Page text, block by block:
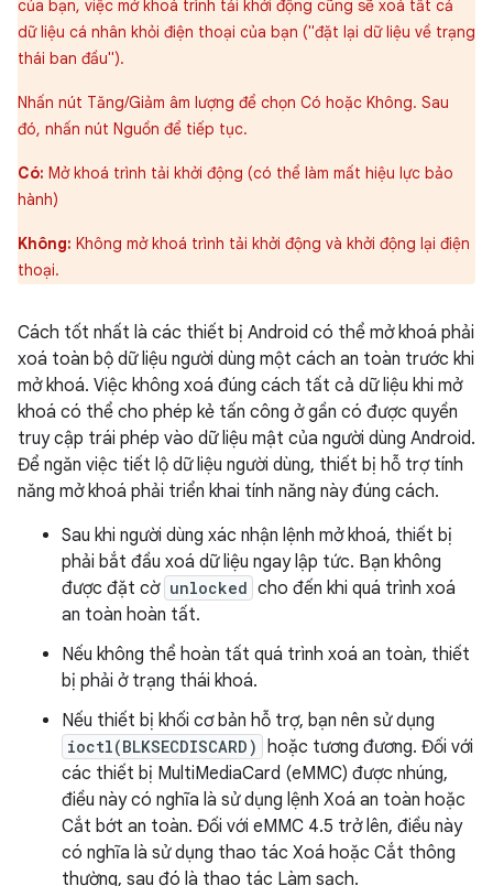
của bạn, việc mở khoá trình tải khởi động cũng sẽ xoá tất cả
dữ liệu cá nhân khỏi điện thoại của bạn ("đặt lại dữ liệu về trạng
thái ban đầu").
Nhấn nút Tăng/Giảm âm lượng để chọn Có hoặc Không. Sau
đó, nhấn nút Nguồn để tiếp tục.
Có: Mở khoá trình tải khởi động (có thể làm mất hiệu lực bảo
hành)
Không: Không mở khoá trình tải khởi động và khởi động lại điện
thoại.
Cách tốt nhất là các thiết bị Android có thể mở khoá phải
xoá toàn bộ dữ liệu người dùng một cách an toàn trước khi
mở khoá. Việc không xoá đúng cách tất cả dữ liệu khi mở
khoá có thể cho phép kẻ tấn công ở gần có được quyền
truy cập trái phép vào dữ liệu mật của người dùng Android.
Để ngăn việc tiết lộ dữ liệu người dùng, thiết bị hỗ trợ tính
năng mở khoá phải triển khai tính năng này đúng cách.
Sau khi người dùng xác nhận lệnh mở khoá, thiết bị
phải bắt đầu xoá dữ liệu ngay lập tức. Bạn không
được đặt cờ unlocked cho đến khi quá trình xoá
an toàn hoàn tất.
Nếu không thể hoàn tất quá trình xoá an toàn, thiết
bị phải ở trạng thái khoá.
Nếu thiết bị khối cơ bản hỗ trợ, bạn nên sử dụng
ioctl(BLKSECDISCARD) hoặc tương đương. Đối với
các thiết bị MultiMediaCard (eMMC) được nhúng,
điều này có nghĩa là sử dụng lệnh Xoá an toàn hoặc
Cắt bớt an toàn. Đối với eMMC 4.5 trở lên, điều này
có nghĩa là sử dụng thao tác Xoá hoặc Cắt thông
thường, sau đó là thao tác Làm sạch.